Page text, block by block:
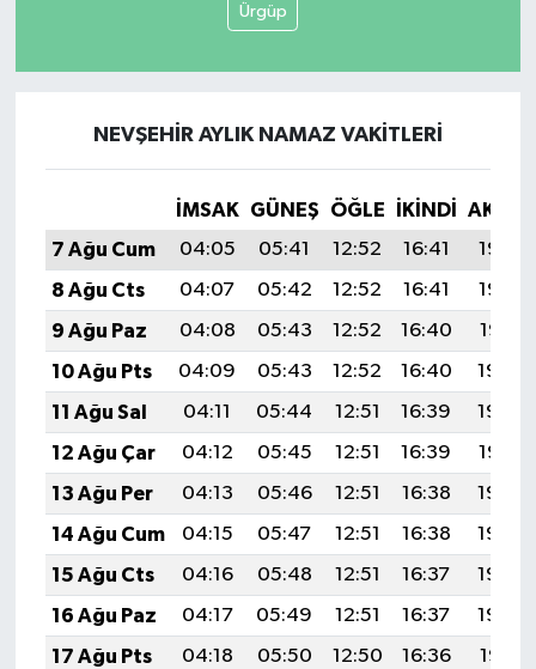
Ürgüp
NEVŞEHIR AYLIK NAMAZ VAKITLERI
İMSAK GÜNEŞ ÖĞLE İKINDI
7 Ağu Cum
04:05 05:41 12:52 16:41
19:53
8 Ağu Cts
04:07 05:42 12:52 16:41
19:52
9 Ağu Paz
04:08 05:43 12:52 16:40
19:51
10 Ağu Pts
04:09 05:43 12:52 16:40
19:50
11 Ağu Sal
04:11 05:44 12:51 16:39
19:49
12 Ağu Çar
04:12 05:45 12:51 16:39
19:47
13 Ağu Per
04:13 05:46 12:51 16:38
19:46
14 Ağu Cum
04:15 05:47 12:51 16:38
19:45
15 Ağu Cts
04:16 05:48 12:51 16:37
19:44
16 Ağu Paz
04:17 05:49 12:51 16:37
19:42
17 Ağu Pts
04:18 05:50 12:50 16:36
19:41